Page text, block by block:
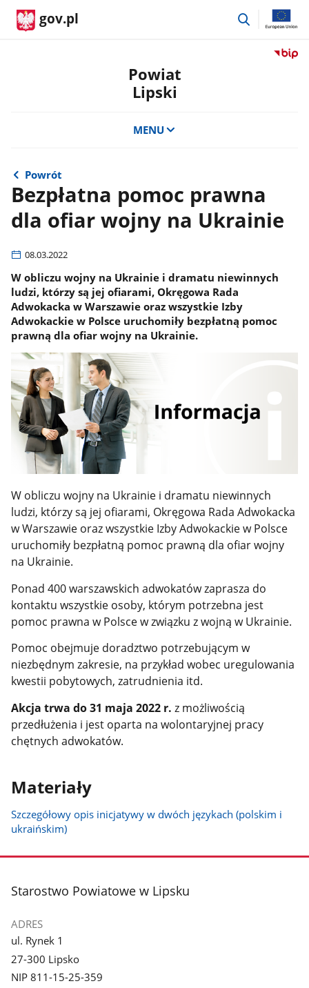
gov.pl
przejdź
Przejdź
Powiat
Lipski
MENU
Powrót
Bezpłatna pomoc prawna
dla ofiar wojny na Ukrainie
08.03.2022
W obliczu wojny na Ukrainie i dramatu niewinnych
ludzi, którzy są jej ofiarami, Okręgowa Rada
Adwokacka w Warszawie oraz wszystkie Izby
Adwokackie w Polsce uruchomiły bezpłatną pomoc
prawną dla ofiar wojny na Ukrainie.
W obliczu wojny na Ukrainie i dramatu niewinnych
ludzi, którzy są jej ofiarami, Okręgowa Rada Adwokacka
w Warszawie oraz wszystkie Izby Adwokackie w Polsce
uruchomiły bezpłatną pomoc prawną dla ofiar wojny
na Ukrainie.
Ponad 400 warszawskich adwokatów zaprasza do
kontaktu wszystkie osoby, którym potrzebna jest
pomoc prawna w Polsce w związku z wojną w Ukrainie.
Pomoc obejmuje doradztwo potrzebującym w
niezbędnym zakresie, na przykład wobec uregulowania
kwestii pobytowych, zatrudnienia itd.
Akcja trwa do 31 maja 2022 r. z możliwością
przedłużenia i jest oparta na wolontaryjnej pracy
chętnych adwokatów.
Materiały
Szczegółowy opis inicjatywy w dwóch językach (polskim i
ukraińskim)
stopka
Starostwo Powiatowe w Lipsku
ADRES
ul. Rynek 1
27-300 Lipsko
NIP 811-15-25-359